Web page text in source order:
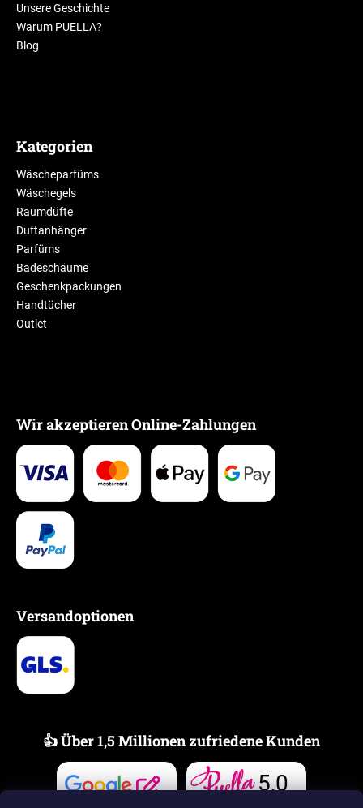
Unsere Geschichte
Warum PUELLA?
Blog
Kategorien
Wäscheparfüms
Wäschegels
Raumdüfte
Duftanhänger
Parfüms
Badeschäume
Geschenkpackungen
Handtücher
Outlet
Wir akzeptieren Online-Zahlungen
Versandoptionen
👍 Über 1,5 Millionen zufriedene Kunden
5,0